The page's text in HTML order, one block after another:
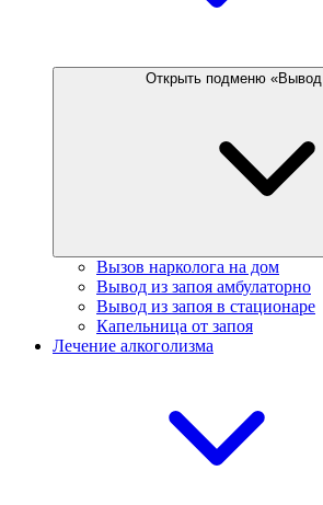
Открыть подменю «Вывод
Вызов нарколога на дом
Вывод из запоя амбулаторно
Вывод из запоя в стационаре
Капельница от запоя
Лечение алкоголизма